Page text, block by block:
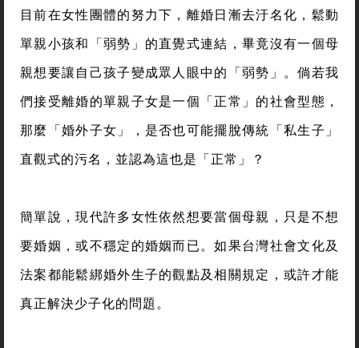
目前在女性團體的努力下，離婚日漸去汙名化，鬆動
單親小孩和「弱勢」的直覺式連結，畢竟沒有一個母
親想要讓自己孩子變成眾人眼中的「弱勢」。倘若我
們接受離婚的單親子女是一個「正常」的社會型態，
那麼「婚外子女」，是否也可能擺脫傳統「私生子」
直觀式的污名，並認為這也是「正常」？
簡單說，現代許多女性依然想要當個母親，只是不想
要婚姻，或不穩定的婚姻而已。如果台灣社會文化及
法案都能鬆綁婚外生子的觀點及相關規定，或許才能
真正解決少子化的問題。